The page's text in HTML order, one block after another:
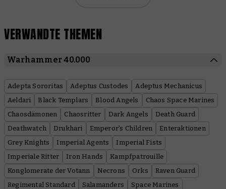
VERWANDTE THEMEN
Warhammer 40.000
Adepta Sororitas Adeptus Custodes
Adeptus Mechanicus
Aeldari
Black Templars Blood Angels
Chaos Space Marines
Chaosdämonen
Chaosritter Dark Angels
Death Guard
Deathwatch
Drukhari Emperor's Children
Enteraktionen
Grey Knights
Imperial Agents
Imperial Fists
Imperiale Ritter
Iron Hands
Kampfpatrouille
Konglomerate der Votann
Necrons Orks
Raven Guard
Regimental Standard
Salamanders
Space Marines